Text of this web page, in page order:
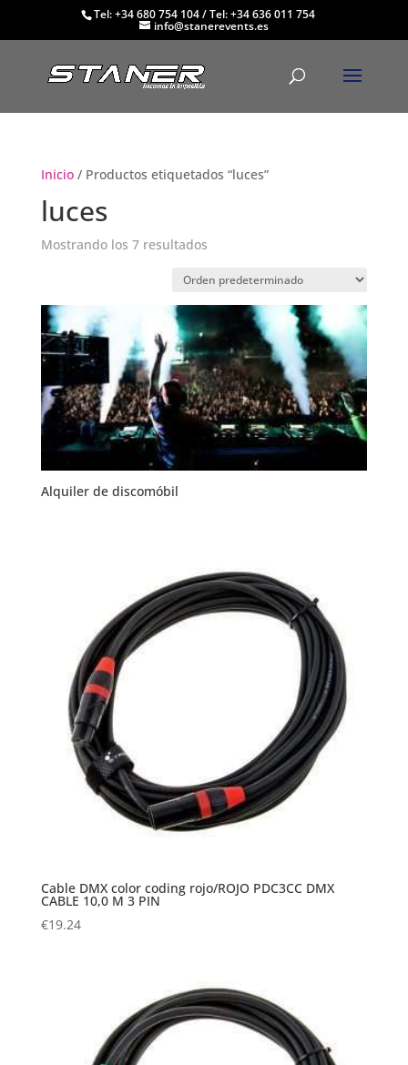
Tel: +34 680 754 104/Tel: +34 636 011 754
info@stanerevents.es
Inicio/ Productos etiquetados “luces”
luces
Mostrando los 7 resultados
Alquiler de discomóbil
Cable DMX color coding rojo/ROJO PDC3CC DMX
CABLE 10,0 M 3 PIN
€19.24